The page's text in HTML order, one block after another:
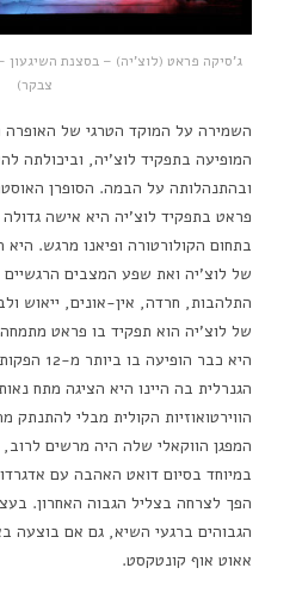
ג'סיקה פראט (לוצ'יה) – בסצנת השיגעון
צבקר)
השמירה על המוקד הטרגי של
המופיעה בתפקיד לוצ'יה, וביכולתה
ובהתנהלותה על הבמה. הסופרן
פראט בתפקיד לוצ'יה היא אישה גדולה
בתחום הקולורטורה ופיאנו מרגש.
של לוצ'יה ואת שפע המצבים
התלהבות, חרדה, אין-אונים, ייאוש
של לוצ'יה הוא תפקיד בו פראט
הגנרלית בה היינו היא הציגה מתח
הווירטואוזיות הקולית מבלי להתנתק
המפגן הווקאלי שלה היה מרשים
במיוחד בסיום דואט האהבה עם
הפך לצרחה בצליל הגבוה האחרון.
הגבוהים ברגעי השיא, גם אם בוצעה
אאוט אוף קונטקסט.